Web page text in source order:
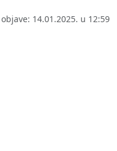
14.01.2025. u 12:59